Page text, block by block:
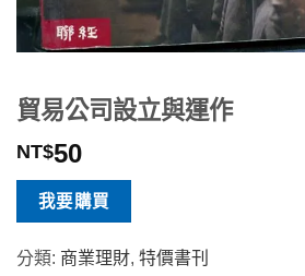
貿易公司設立與運作
NT$50
我要購買
分類: 商業理財, 特價書刊